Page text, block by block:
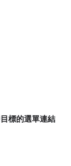
標的選單連結